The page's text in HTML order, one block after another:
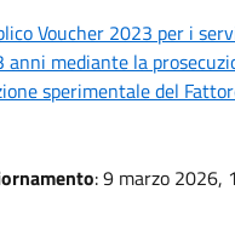
Voucher 2023 per i
anni mediante la
sperimentale del
: 9 marzo 2026,